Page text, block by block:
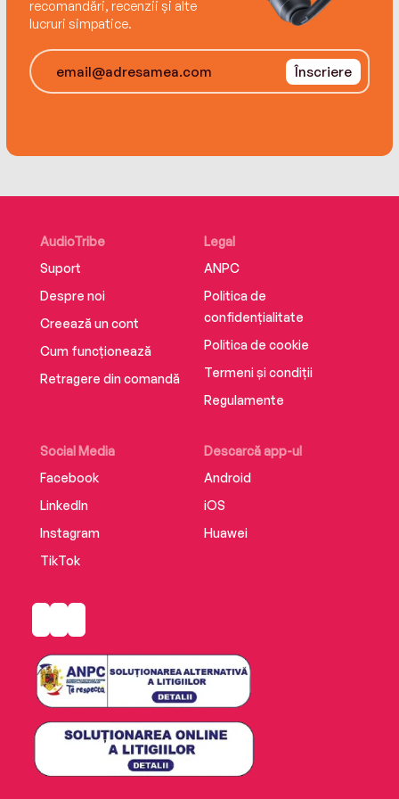
recomandări, recenzii și alte
lucruri simpatice.
Înscriere
AudioTribe
Suport
Despre noi
Creează un cont
Cum funcționează
Retragere din comandă
Social Media
Facebook
LinkedIn
Instagram
TikTok
Descarcă app-ul
Android
iOS
Huawei
Legal
ANPC
Politica de
confidențialitate
Politica de cookie
Termeni și condiții
Regulamente